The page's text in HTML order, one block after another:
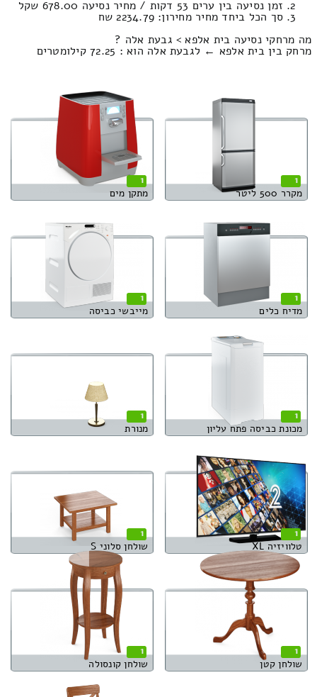
זמן נסיעה בין ערים 53 דקות / מחיר נסיעה 678.00 שקל
סך הכל ביחד מחיר מחירון: 2234.79 שח
מה מרחקי נסיעה בית אלפא > גבעת אלה ?
מרחק בין בית אלפא ← לגבעת אלה הוא : 72.25 קילומטרים
1
מקרר 500 ליטר
1
מתקן מים
1
מדיח כלים
1
מייבשי כביסה
1
מכונת כביסה פתח עליון
1
מנורת
1
טלוויזיה XL
1
שולחן סלוני S
1
שולחן קטן
1
שולחן קונסולה